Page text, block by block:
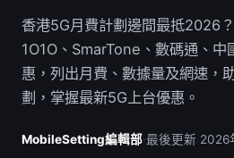
香港5G月費計劃邊間最抵2026
1O1O、SmarTone、數碼通、
惠，列出月費、數據量及網速，
劃，掌握最新5G上台優惠。
MobileSetting編輯部·最後更新 2026